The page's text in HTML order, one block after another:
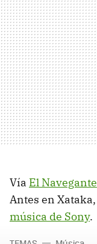
Vía El Navegante
Antes en Xataka,
música de Sony.